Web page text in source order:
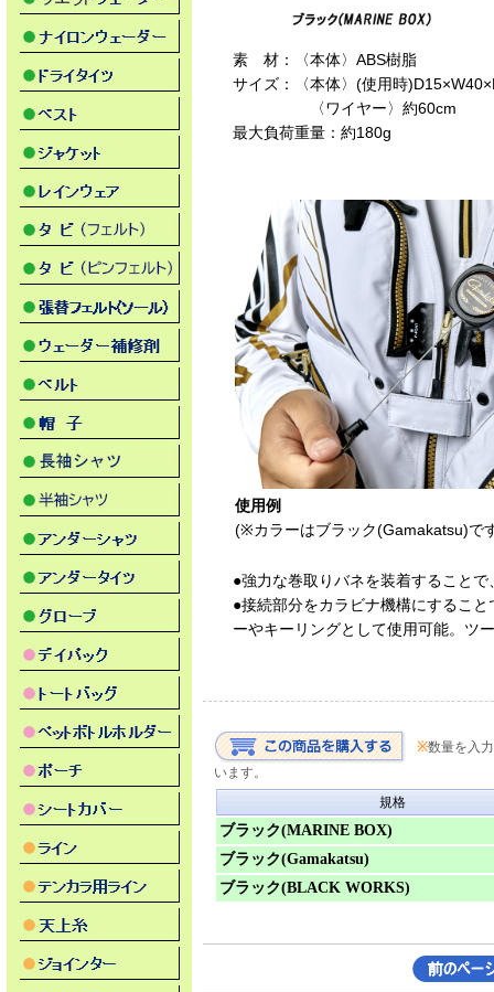
素 材：〈本体〉ABS樹脂
サイズ：〈本体〉(使用時
〈ワイヤー〉約60cm
最大負荷重量：約180g
使用例
(※カラーはブラック(Gamakatsu)で
●強力な巻取りバネを装着すること
●接続部分をカラビナ機構にするこ
ーやキーリングとして使用可能。ツ
※数量を入
います。
規格
ブラック(MARINE BOX)
ブラック(Gamakatsu)
ブラック(BLACK WORKS)